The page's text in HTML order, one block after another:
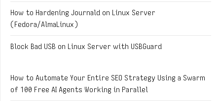
How to Hardening Journald on Linux Server
(Fedora/AlmaLinux)
Block Bad USB on Linux Server with USBGuard
How to Automate Your Entire SEO Strategy Using a Swarm
of 100 Free AI Agents Working in Parallel